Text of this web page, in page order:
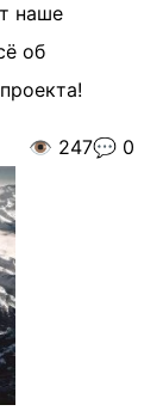
наше
об
👁️ 247💬 0